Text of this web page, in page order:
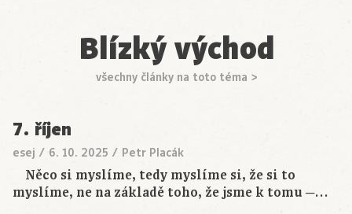
Blízký východ
všechny články na toto téma >
7. říjen
esej / 6. 10. 2025 / Petr Placák
Něco si myslíme, tedy myslíme si, že si to
myslíme, ne na základě toho, že jsme k tomu ─…